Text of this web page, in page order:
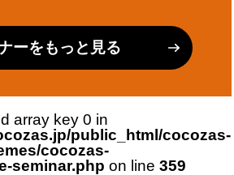
く場合を除いて、ご本人
く当個人情報を第三者に
とは ありません。
ーをもっと見る
array key 0 in
public_html/cocozas-
cocozas-
seminar.php on line 359